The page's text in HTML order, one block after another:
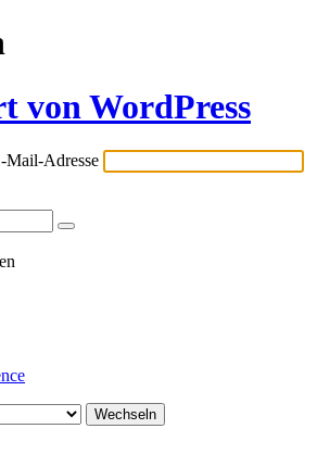
von WordPress
Mail-Adresse